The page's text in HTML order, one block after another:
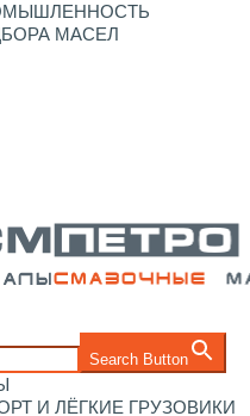
МАСЕЛ
Search Button
И ЛЁГКИЕ ГРУЗОВИКИ